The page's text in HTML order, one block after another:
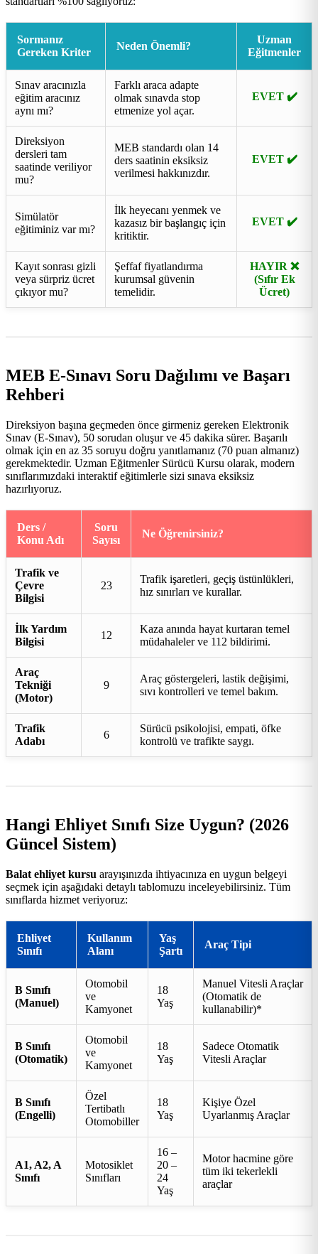
Sormanız
Gereken Kriter
Neden Önemli?
Uzman
Eğitmenler
Sınav aracınızla
eğitim aracınız
aynı mı?
Farklı araca adapte
olmak sınavda stop
etmenize yol açar.
EVET ✔️
Direksiyon
dersleri tam
saatinde veriliyor
mu?
MEB standardı olan 14
ders saatinin eksiksiz
verilmesi hakkınızdır.
EVET ✔️
Simülatör
eğitiminiz var mı?
İlk heyecanı yenmek ve
kazasız bir başlangıç için
kritiktir.
EVET ✔️
Kayıt sonrası gizli
veya sürpriz ücret
çıkıyor mu?
Şeffaf fiyatlandırma
kurumsal güvenin
temelidir.
HAYIR ❌
(Sıfır Ek
Ücret)
MEB E-Sınavı Soru Dağılımı ve Başarı
Rehberi
Direksiyon başına geçmeden önce girmeniz gereken Elektronik
Sınav (E-Sınav), 50 sorudan oluşur ve 45 dakika sürer. Başarılı
olmak için en az 35 soruyu doğru yanıtlamanız (70 puan almanız)
gerekmektedir. Uzman Eğitmenler Sürücü Kursu olarak, modern
sınıflarımızdaki interaktif eğitimlerle sizi sınava eksiksiz
hazırlıyoruz.
Ders /
Konu Adı
Soru
Sayısı
Ne Öğrenirsiniz?
Trafik ve
Çevre
Bilgisi
23
Trafik işaretleri, geçiş üstünlükleri,
hız sınırları ve kurallar.
İlk Yardım
Bilgisi
12
Kaza anında hayat kurtaran temel
müdahaleler ve 112 bildirimi.
Araç
Tekniği
(Motor)
9
Araç göstergeleri, lastik değişimi,
sıvı kontrolleri ve temel bakım.
Trafik
Adabı
6
Sürücü psikolojisi, empati, öfke
kontrolü ve trafikte saygı.
Hangi Ehliyet Sınıfı Size Uygun? (2026
Güncel Sistem)
Balat ehliyet kursu arayışınızda ihtiyacınıza en uygun belgeyi
seçmek için aşağıdaki detaylı tablomuzu inceleyebilirsiniz. Tüm
sınıflarda hizmet veriyoruz:
Ehliyet
Sınıfı
Kullanım
Alanı
Yaş
Şartı
Araç Tipi
B Sınıfı
(Manuel)
Otomobil
ve
Kamyonet
18
Yaş
Manuel Vitesli Araçlar
(Otomatik de
kullanabilir)*
B Sınıfı
(Otomatik)
Otomobil
ve
Kamyonet
18
Yaş
Sadece Otomatik
Vitesli Araçlar
B Sınıfı
(Engelli)
Özel
Tertibatlı
Otomobiller
18
Yaş
Kişiye Özel
Uyarlanmış Araçlar
A1, A2, A
Sınıfı
Motosiklet
Sınıfları
16 –
20 –
24
Yaş
Motor hacmine göre
tüm iki tekerlekli
araçlar